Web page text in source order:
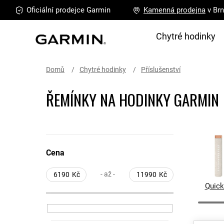
Oficiální prodejce Garmin Kamenná prodejnav
Chytré hodinky
Domů Chytré hodinky Příslušenství
ŘEMÍNKY NA HODINKY GARMIN
Cena
6190 Kč - až - 11990 Kč